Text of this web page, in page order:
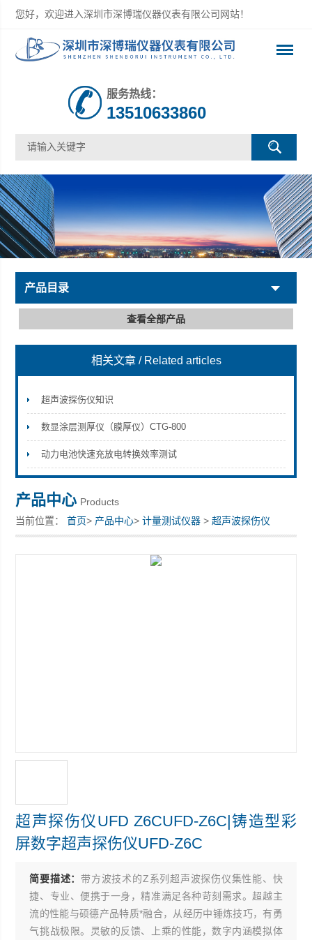
您好，欢迎进入深圳市深博瑞仪器仪表有限公司网站！
深圳市深博瑞仪器仪表有限公司
服务热线：
13510633860
产品目录
查看全部产品
相关文章 / Related articles
超声波探伤仪知识
数显涂层测厚仪（膜厚仪）CTG-800
动力电池快速充放电转换效率测试
产品中心 Products
当前位置：首页> 产品中心>计量测试仪器 >超声波探伤仪
超声探伤仪UFD Z6CUFD-Z6C|铸造型彩
屏数字超声探伤仪UFD-Z6C
简要描述：带方波技术的Z系列超声波探伤仪集性能、快
捷、专业、便携于一身，精准满足各种苛刻需求。超越主
流的性能与硕德产品特质*融合，从经历中锤炼技巧，有勇
气挑战极限。灵敏的反馈、上乘的性能，数字内涵模拟体